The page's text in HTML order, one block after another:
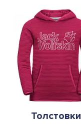
Толстовки